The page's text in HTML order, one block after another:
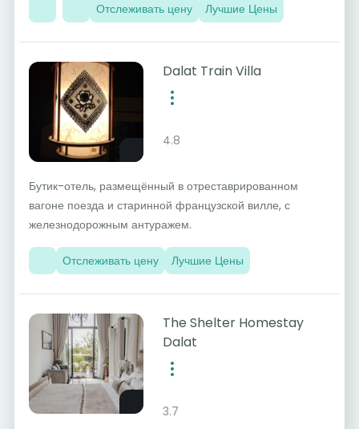
Отслеживать цену Лучшие Цены
Dalat Train Villa
4.8
Бутик-отель, размещённый в отреставрированном
вагоне поезда и старинной французской вилле, с
железнодорожным антуражем.
Отслеживать цену Лучшие Цены
The Shelter Homestay
Dalat
3.7